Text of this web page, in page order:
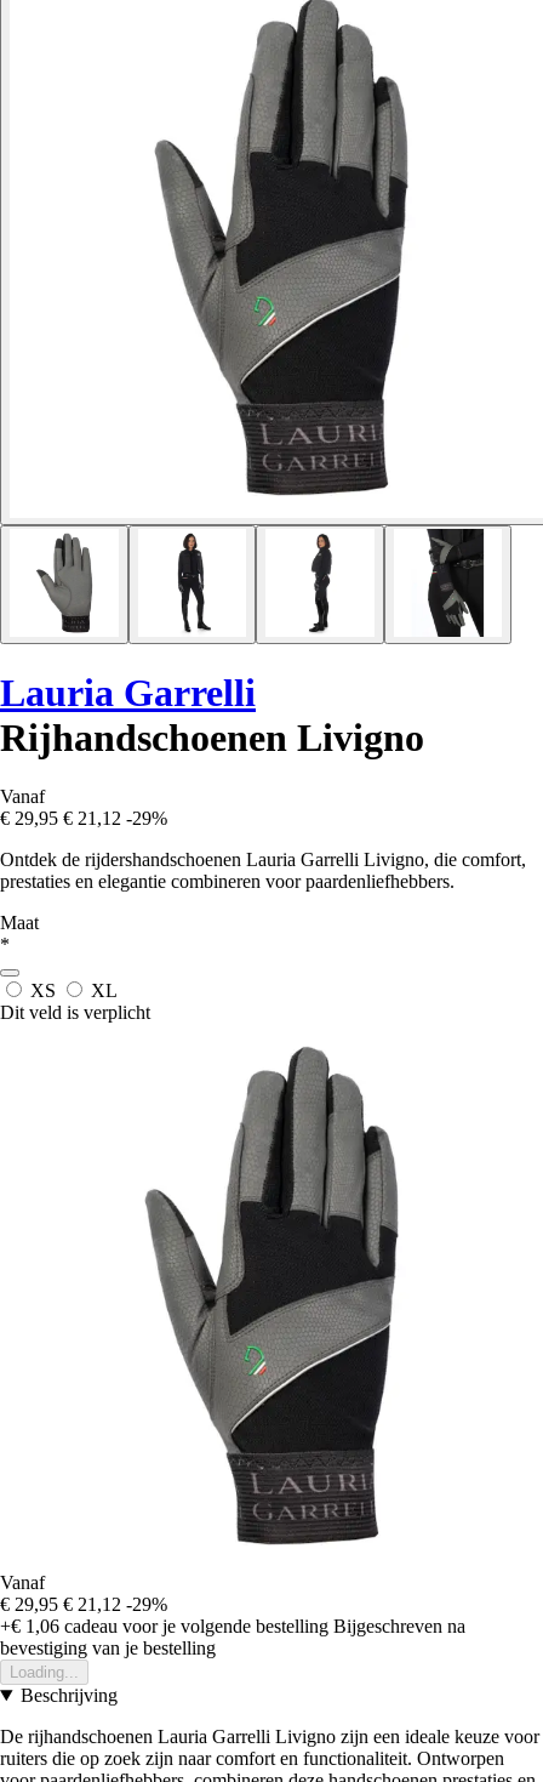
Lauria Garrelli
Rijhandschoenen Livigno
Vanaf
€ 29,95 € 21,12 -29%
Ontdek de rijdershandschoenen Lauria Garrelli Livigno, die comfort,
prestaties en elegantie combineren voor paardenliefhebbers.
Maat
*
XS
XL
Dit veld is verplicht
Vanaf
€ 29,95 € 21,12 -29%
+€ 1,06 cadeau voor je volgende bestelling Bijgeschreven na
bevestiging van je bestelling
Loading...
Beschrijving
De rijhandschoenen Lauria Garrelli Livigno zijn een ideale keuze voor
ruiters die op zoek zijn naar comfort en functionaliteit. Ontworpen